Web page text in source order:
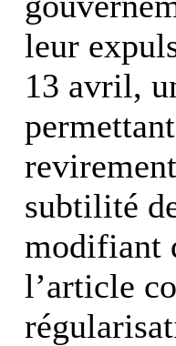
leur
13 avril,
subtilité
modifiant
l’article